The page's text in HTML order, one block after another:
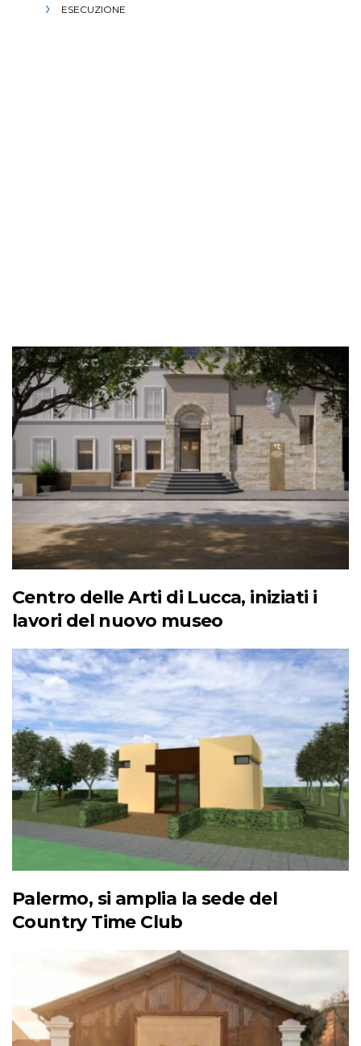
ESECUZIONE
Centro delle Arti di Lucca, iniziati i
lavori del nuovo museo
Palermo, si amplia la sede del
Country Time Club